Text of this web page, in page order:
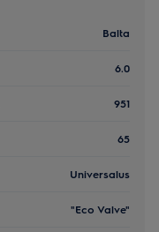
Balta
6.0
951
65
Universalus
"Eco Valve"